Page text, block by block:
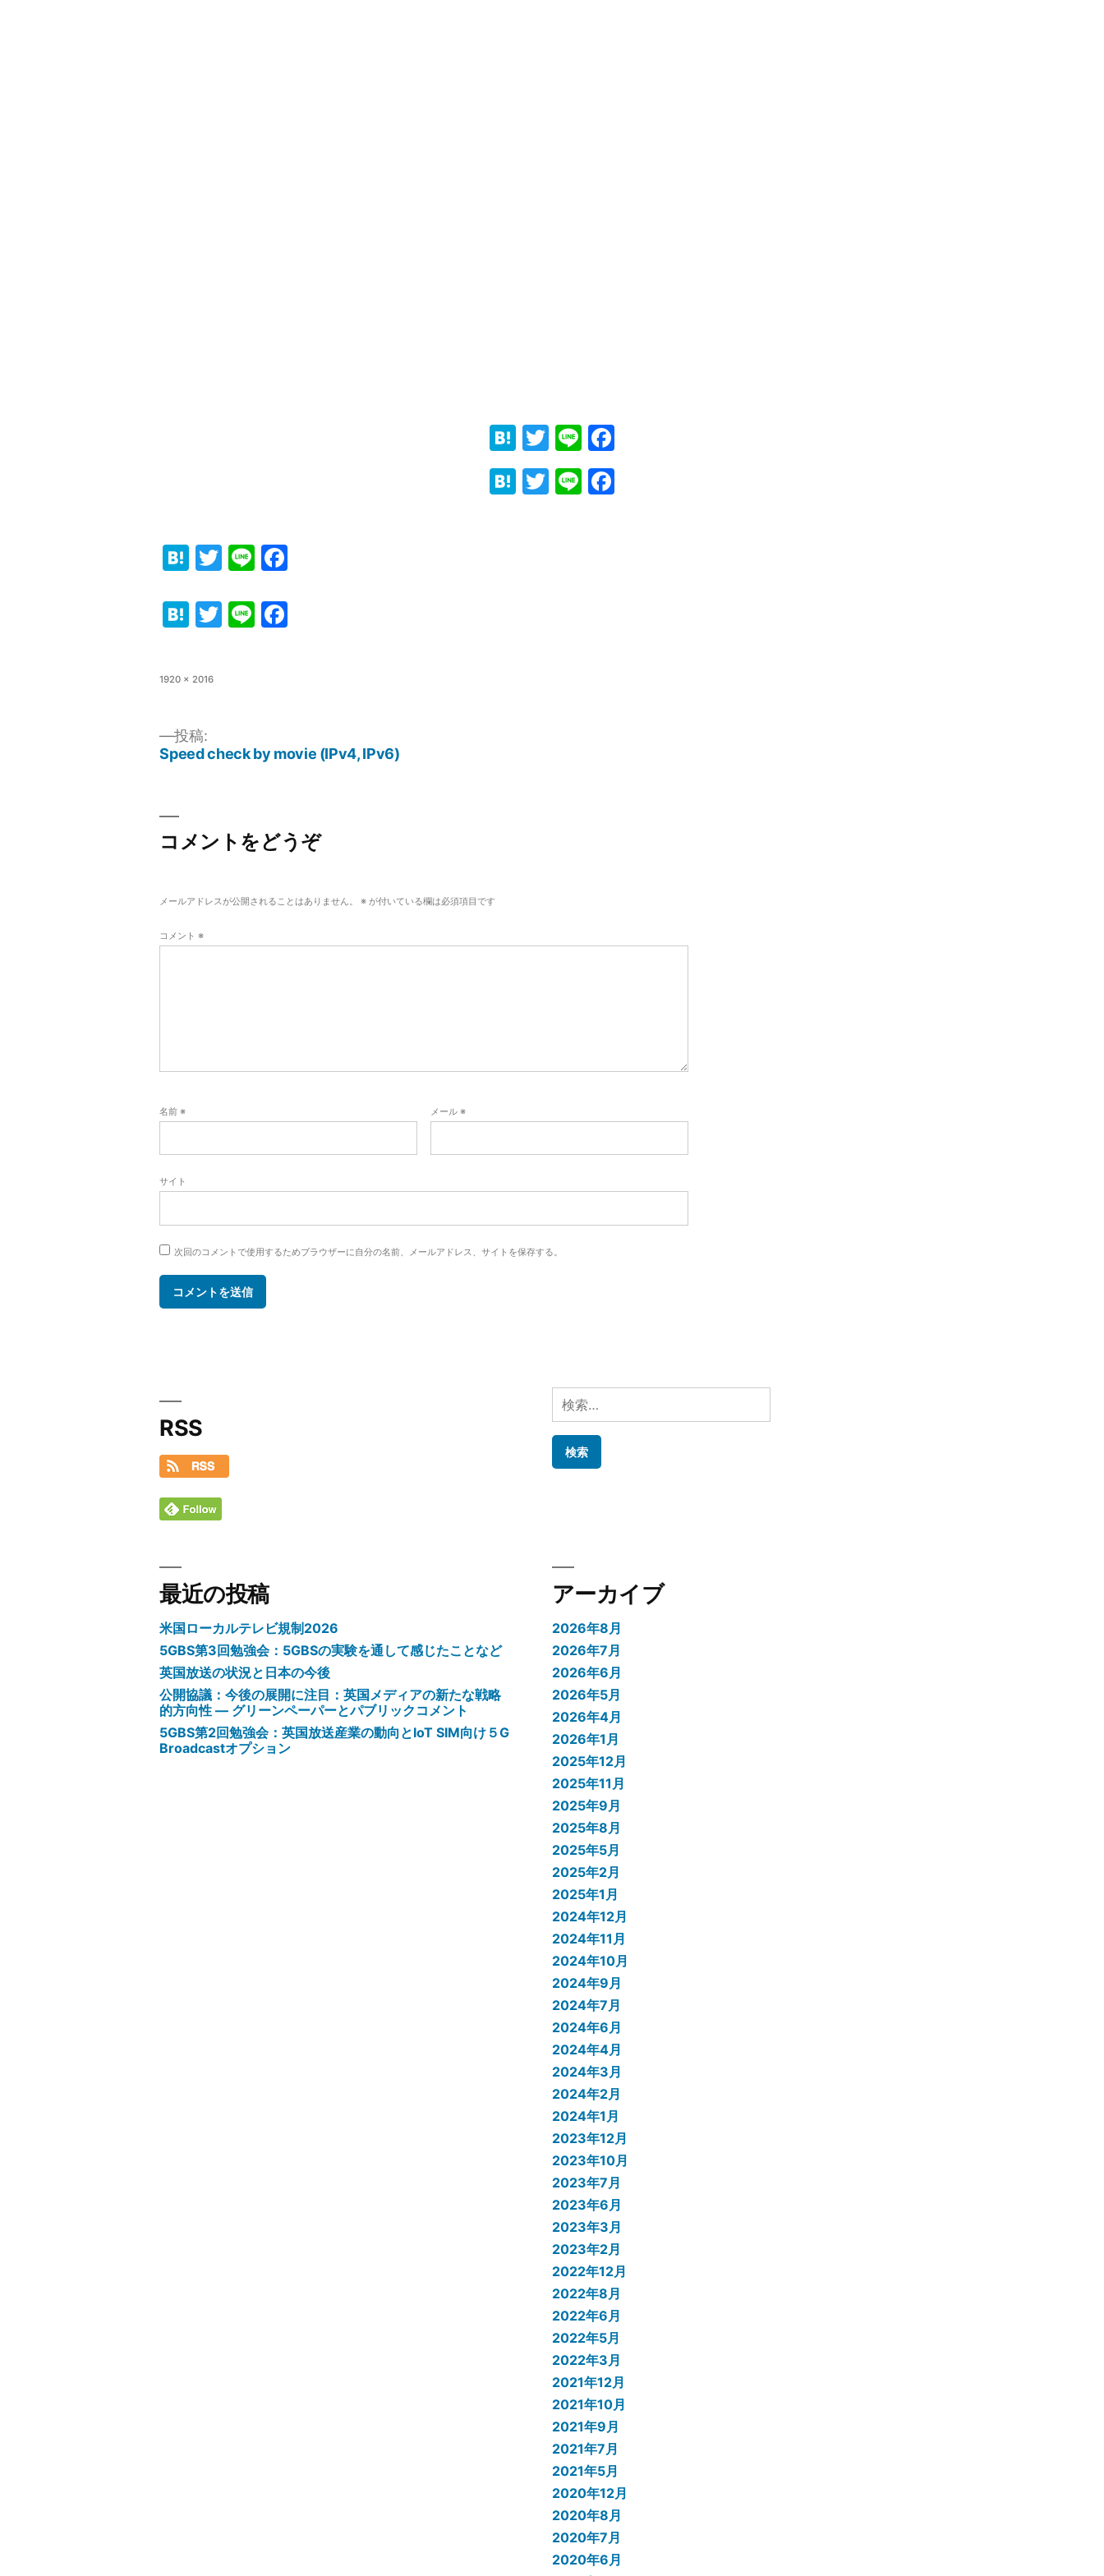
Hatena
Twitter
LineFacebook
Hatena
Twitter
LineFacebook
Hatena
Twitter
Line
Hatena
Twitter
Line
フ
1920 × 2016
投稿:
Speed check by movie (IPv4, IPv6)
コメントをどうぞ
メールアドレスが公開されることはありません。 ※ が付いている欄は必須項目です
コメント※
名前※ メール※
サイト
次回のコメントで使用するためブラウザーに自分の名前、メールアドレス、サイトを保存する。
RSS
検
索:
最近の投稿
米国ローカルテレビ規制2026
5GBS第3回勉強会：5GBSの実験を通して感じたことなど
英国放送の状況と日本の今後
公開協議：今後の展開に注目：英国メディアの新たな戦略
的方向性 ― グリーンペーパーとパブリックコメント
5GBS第2回勉強会：英国放送産業の動向とIoT SIM向け５G
Broadcastオプション
アーカイブ
2026年8月
2026年7月
2026年6月
2026年5月
2026年4月
2026年1月
2025年12月
2025年11月
2025年9月
2025年8月
2025年5月
2025年2月
2025年1月
2024年12月
2024年11月
2024年10月
2024年9月
2024年7月
2024年6月
2024年4月
2024年3月
2024年2月
2024年1月
2023年12月
2023年10月
2023年7月
2023年6月
2023年3月
2023年2月
2022年12月
2022年8月
2022年6月
2022年5月
2022年3月
2021年12月
2021年10月
2021年9月
2021年7月
2021年5月
2020年12月
2020年8月
2020年7月
2020年6月